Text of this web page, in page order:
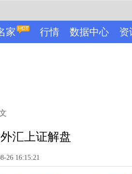
家 行情 数据中心 资
汇上证解盘
26 16:15:21